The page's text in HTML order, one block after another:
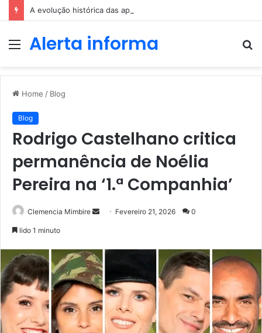
A evolução histórica das apostas ao longo dos séculos
MenuAlerta informa
Home / Blog
Blog
Rodrigo Castelhano critica
permanência de Noélia
Pereira na ‘1.ª Companhia’
Clemencia Mimbire
Send Fevereiro 21, 2026 0
lido 1 minuto